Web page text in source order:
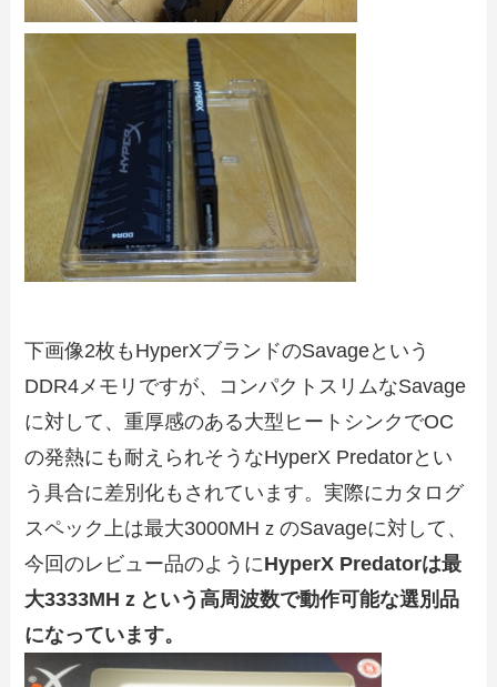
下画像2枚もHyperXブランドのSavageという
DDR4メモリですが、コンパクトスリムなSavage
に対して、重厚感のある大型ヒートシンクでOC
の発熱にも耐えられそうなHyperX Predatorとい
う具合に差別化もされています。実際にカタログ
スペック上は最大3000MHｚのSavageに対して、
今回のレビュー品のようにHyperX Predatorは最
大3333MHｚという高周波数で動作可能な選別品
になっています。